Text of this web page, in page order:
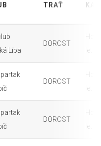
TRAŤ
Lípa
DOROST
let
DOROST
let
DOROST
let